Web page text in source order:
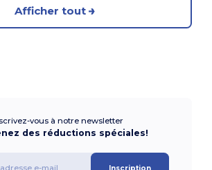
Afficher tout
vous à notre newsletter
des réductions spéciales!
Inscription